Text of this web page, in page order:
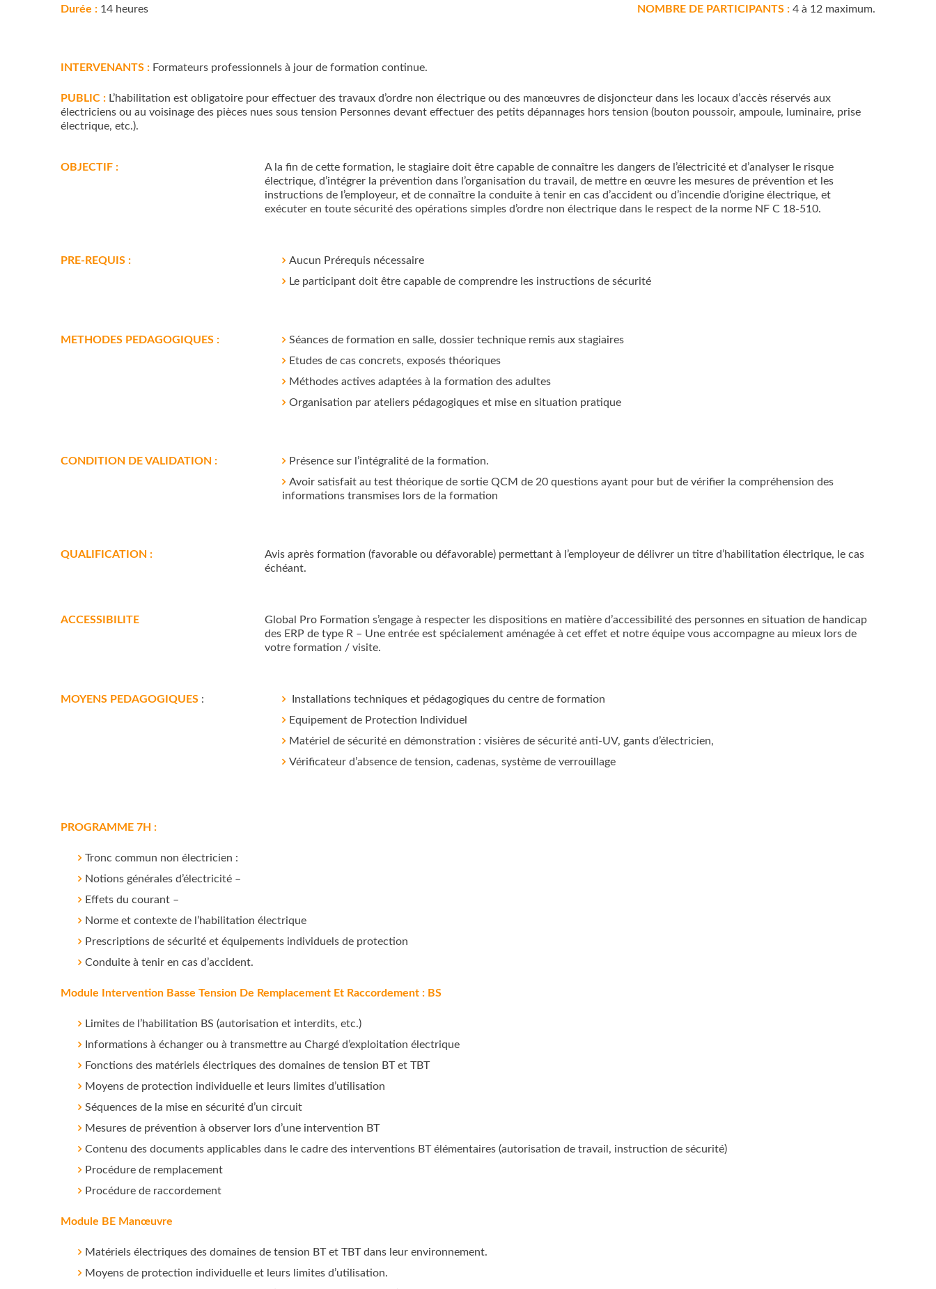
Durée : 14 heures NOMBRE DE PARTICIPANTS : 4 à 12 maximum.
INTERVENANTS : Formateurs professionnels à jour de formation continue.
PUBLIC : L’habilitation est obligatoire pour effectuer des travaux d’ordre non électrique ou des manœuvres de disjoncteur dans les locaux d’accès réservés aux
électriciens ou au voisinage des pièces nues sous tension Personnes devant effectuer des petits dépannages hors tension (bouton poussoir, ampoule, luminaire, prise
électrique, etc.).
OBJECTIF :
A la fin de cette formation, le stagiaire doit être capable de connaître les dangers de l’électricité et d’analyser le risque
électrique, d’intégrer la prévention dans l’organisation du travail, de mettre en œuvre les mesures de prévention et les
instructions de l’employeur, et de connaître la conduite à tenir en cas d’accident ou d’incendie d’origine électrique, et
exécuter en toute sécurité des opérations simples d’ordre non électrique dans le respect de la norme NF C 18-510.
PRE-REQUIS :
Aucun Prérequis nécessaire
Le participant doit être capable de comprendre les instructions de sécurité
METHODES PEDAGOGIQUES :
Séances de formation en salle, dossier technique remis aux stagiaires
Etudes de cas concrets, exposés théoriques
Méthodes actives adaptées à la formation des adultes
Organisation par ateliers pédagogiques et mise en situation pratique
CONDITION DE VALIDATION :
Présence sur l’intégralité de la formation.
Avoir satisfait au test théorique de sortie QCM de 20 questions ayant pour but de vérifier la compréhension des
informations transmises lors de la formation
QUALIFICATION :
Avis après formation (favorable ou défavorable) permettant à l’employeur de délivrer un titre d’habilitation électrique, le cas
échéant.
ACCESSIBILITE
Global Pro Formation s’engage à respecter les dispositions en matière d’accessibilité des personnes en situation de handicap
des ERP de type R – Une entrée est spécialement aménagée à cet effet et notre équipe vous accompagne au mieux lors de
votre formation / visite.
MOYENS PEDAGOGIQUES :
Installations techniques et pédagogiques du centre de formation
Equipement de Protection Individuel
Matériel de sécurité en démonstration : visières de sécurité anti-UV, gants d’électricien,
Vérificateur d’absence de tension, cadenas, système de verrouillage
PROGRAMME 7H :
Tronc commun non électricien :
Notions générales d’électricité –
Effets du courant –
Norme et contexte de l’habilitation électrique
Prescriptions de sécurité et équipements individuels de protection
Conduite à tenir en cas d’accident.
Module Intervention Basse Tension De Remplacement Et Raccordement : BS
Limites de l’habilitation BS (autorisation et interdits, etc.)
Informations à échanger ou à transmettre au Chargé d’exploitation électrique
Fonctions des matériels électriques des domaines de tension BT et TBT
Moyens de protection individuelle et leurs limites d’utilisation
Séquences de la mise en sécurité d’un circuit
Mesures de prévention à observer lors d’une intervention BT
Contenu des documents applicables dans le cadre des interventions BT élémentaires (autorisation de travail, instruction de sécurité)
Procédure de remplacement
Procédure de raccordement
Module BE Manœuvre
Matériels électriques des domaines de tension BT et TBT dans leur environnement.
Moyens de protection individuelle et leurs limites d’utilisation.